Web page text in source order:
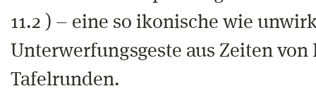
11.2 ) – eine so ikonische wie
Unterwerfungsgeste aus Zeiten
Tafelrunden.